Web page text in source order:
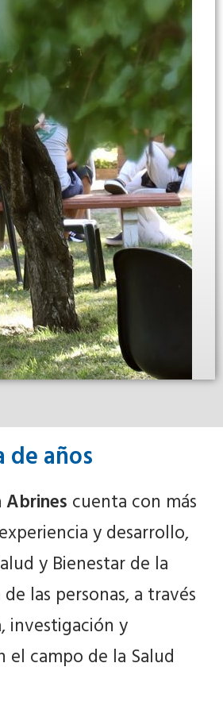
de años
Abrines cuenta con más
y desarrollo,
y Bienestar de la
las personas, a través
investigación y
el campo de la Salud